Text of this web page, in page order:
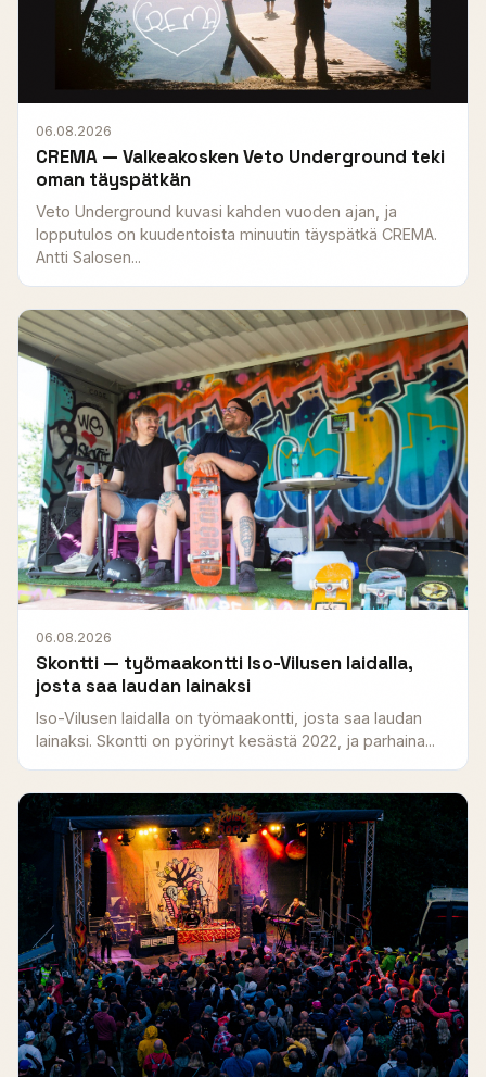
06.08.2026
CREMA — Valkeakosken Veto Underground teki
oman täyspätkän
Veto Underground kuvasi kahden vuoden ajan, ja
lopputulos on kuudentoista minuutin täyspätkä CREMA.
Antti Salosen...
06.08.2026
Skontti — työmaakontti Iso-Vilusen laidalla,
josta saa laudan lainaksi
Iso-Vilusen laidalla on työmaakontti, josta saa laudan
lainaksi. Skontti on pyörinyt kesästä 2022, ja parhaina...